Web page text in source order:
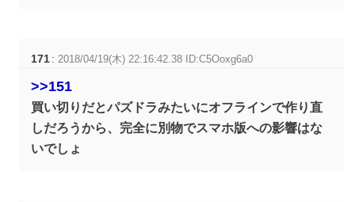
171 :2018/04/19(木) 22:16:42.38 ID:C5Ooxg6a0
>>151
買い切りだとパズドラみたいにオフラインで作り直
しだろうから、完全に別物でスマホ版への影響はな
いでしょ